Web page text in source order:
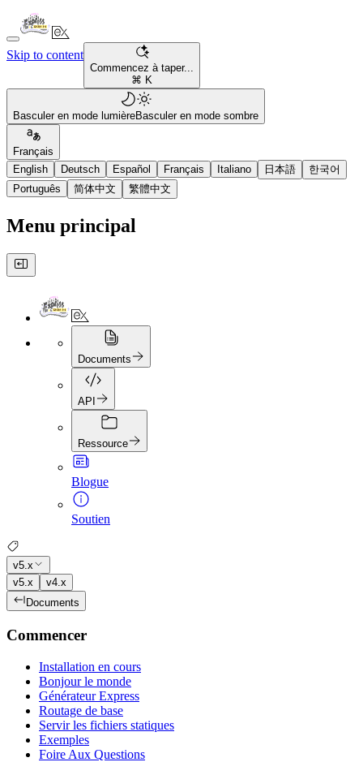
Skip to content
Commencez à taper...
⌘ K
Basculer en mode lumièreBasculer en mode sombre
Français
English
Deutsch Español Français Italiano 日本語
한국어
Português
简体中文 繁體中文
Menu principal
Documents
API
Ressource
Blogue
Soutien
v5.x
v5.x
v4.x
Documents
Commencer
Installation en cours
Bonjour le monde
Générateur Express
Routage de base
Servir les fichiers statiques
Exemples
Foire Aux Questions